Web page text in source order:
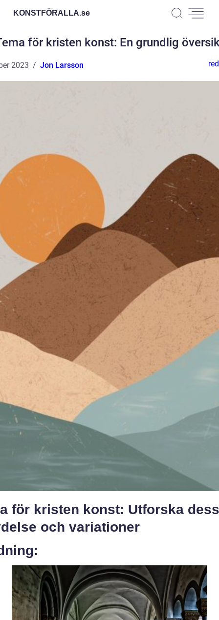
KONSTFÖRALLA.se
för kristen konst: En grundlig
2023 Jon Larsson
för kristen konst: Utforska dess
och variationer